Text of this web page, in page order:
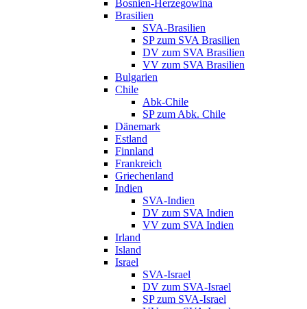
Bosnien-Herzegowina
Brasilien
SVA-Brasilien
SP zum SVA Brasilien
DV zum SVA Brasilien
VV zum SVA Brasilien
Bulgarien
Chile
Abk-Chile
SP zum Abk. Chile
Dänemark
Estland
Finnland
Frankreich
Griechenland
Indien
SVA-Indien
DV zum SVA Indien
VV zum SVA Indien
Irland
Island
Israel
SVA-Israel
DV zum SVA-Israel
SP zum SVA-Israel